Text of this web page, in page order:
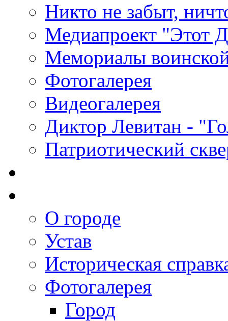
Никто не забыт,
Медиапроект "Этот
Мемориалы
Фотогалерея
Видеогалерея
Диктор Левитан -
Патриотический
О городе
Устав
Историческая
Фотогалерея
Город